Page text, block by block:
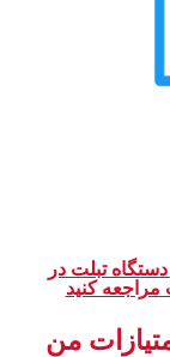
تبلت در
من